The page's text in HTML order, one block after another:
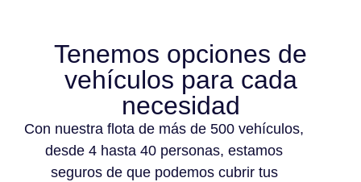
Tenemos opciones de
vehículos para cada
necesidad
Con nuestra flota de más de 500 vehículos,
desde 4 hasta 40 personas, estamos
seguros de que podemos cubrir tus